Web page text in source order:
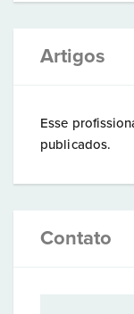
Artigos
Esse
publicados.
Contato